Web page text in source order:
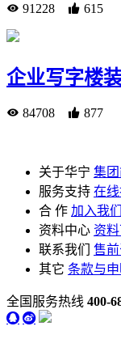
91228 615
企业写字楼
84708 877
关于华宁 集
服务支持 在
合 作 加入我们
资料中心 资
联系我们
售
其它 条款与申
全国服务热线 400-